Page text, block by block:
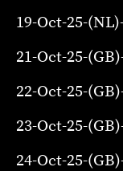
19-Oct-25-
21-Oct-25-
22-Oct-25-
23-Oct-25-
24-Oct-25-